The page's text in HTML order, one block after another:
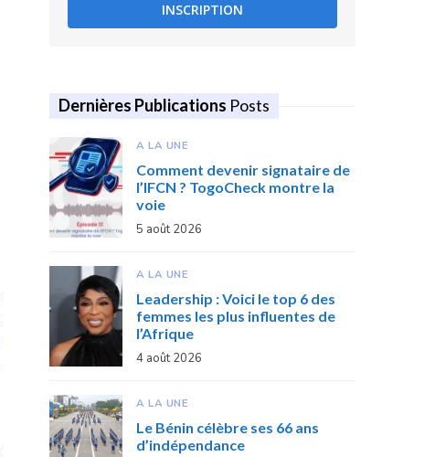
INSCRIPTION
Dernières Publications Posts
A LA UNE
Comment devenir signataire de
l’IFCN ? TogoCheck montre la
voie
5 août 2026
A LA UNE
Leadership : Voici le top 6 des
femmes les plus influentes de
l’Afrique
4 août 2026
A LA UNE
Le Bénin célèbre ses 66 ans
d’indépendance